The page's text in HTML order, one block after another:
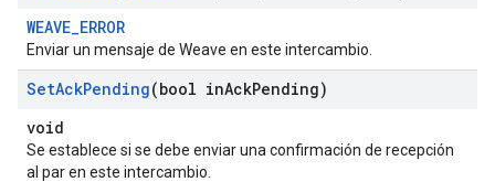
WEAVE_ERROR
Enviar un mensaje de Weave en este intercambio.
SetAckPending(bool inAckPending)
void
Se establece si se debe enviar una confirmación de recepción
al par en este intercambio.